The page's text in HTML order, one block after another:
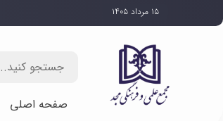
۱۵ مرداد ۱۴۰۵
صفحه اصلی